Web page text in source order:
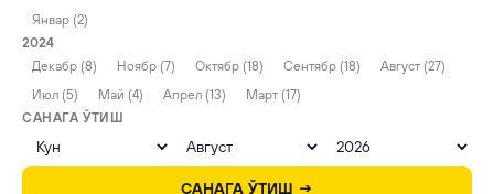
Январ (2)
2024
Декабр (8)
Ноябр (7) Октябр (18) Сентябр (18)
Август (27)
Июл (5)
Май (4) Апрел (13)
Март (17)
САНАГА ЎТИШ
САНАГА ЎТИШ →